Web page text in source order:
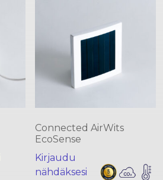
Connected AirWits
EcoSense
Kirjaudu
nähdäksesi